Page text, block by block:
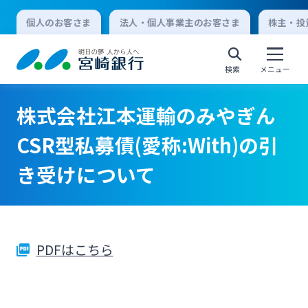
個人のお客さま 法人・個人事業主のお客さま 株主・
検索 メニュー
個人向けインターネットバンキング
ログオン
株式会社江本運輸のみやぎん
CSR型私募債(愛称:With)の引
き受けについて
PDFはこちら